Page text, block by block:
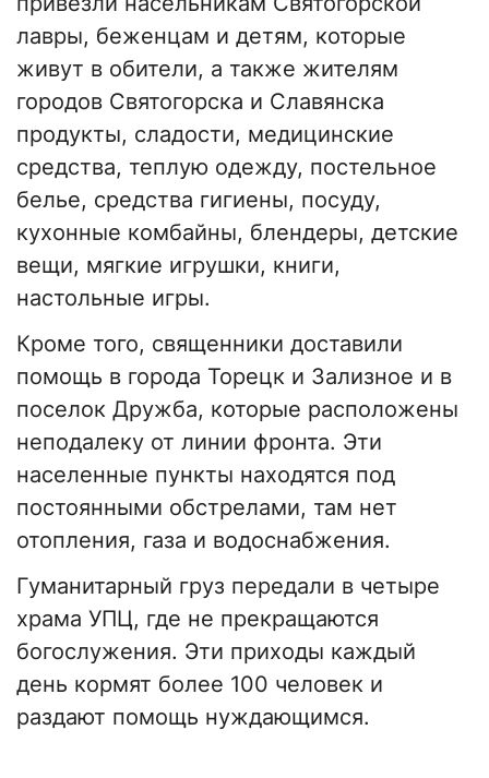
лавры, беженцам и детям, которые
живут в обители, а также жителям
городов Святогорска и Славянска
продукты, сладости, медицинские
средства, теплую одежду, постельное
белье, средства гигиены, посуду,
кухонные комбайны, блендеры, детские
вещи, мягкие игрушки, книги,
настольные игры.
Кроме того, священники доставили
помощь в города Торецк и Зализное и в
поселок Дружба, которые расположены
неподалеку от линии фронта. Эти
населенные пункты находятся под
постоянными обстрелами, там нет
отопления, газа и водоснабжения.
Гуманитарный груз передали в четыре
храма УПЦ, где не прекращаются
богослужения. Эти приходы каждый
день кормят более 100 человек и
раздают помощь нуждающимся.